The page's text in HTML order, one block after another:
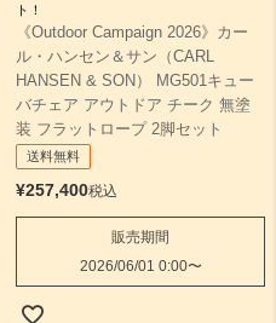
ト！
《Outdoor Campaign 2026》カー
ル・ハンセン＆サン（CARL
HANSEN & SON） MG501キュー
バチェア アウトドア チーク 無塗
装 フラットロープ 2脚セット
送料無料
¥257,400税込
販売期間
2026/06/01 0:00〜